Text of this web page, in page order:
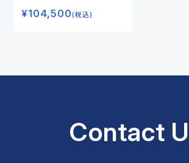
¥104,500(税込)
Contact